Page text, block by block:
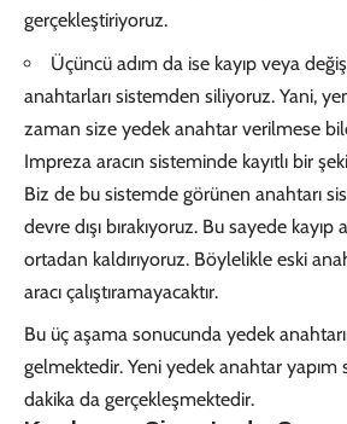
gerçekleştiriyoruz.
Üçüncü adım da ise kayıp veya
anahtarları sistemden siliyoruz. Yani,
zaman size yedek anahtar verilmese
Impreza aracın sisteminde kayıtlı bir
Biz de bu sistemde görünen anahtarı
devre dışı bırakıyoruz. Bu sayede
ortadan kaldırıyoruz. Böylelikle eski
aracı çalıştıramayacaktır.
Bu üç aşama sonucunda yedek
gelmektedir. Yeni yedek anahtar
dakika da gerçekleşmektedir.